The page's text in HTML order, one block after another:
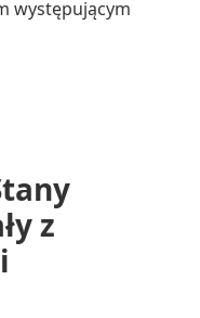
występującym
z